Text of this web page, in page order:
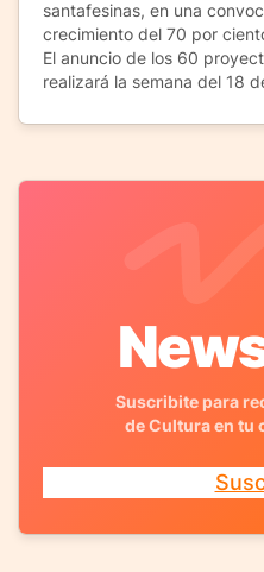
santafesinas, en una
crecimiento del 70 por
El anuncio de los 60
realizará la semana del 18
Suscribite para
de Cultura en tu